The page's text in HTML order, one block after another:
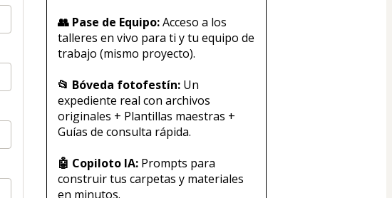
👥 Pase de Equipo: Acceso a los
talleres en vivo para ti y tu equipo de
trabajo (mismo proyecto).
📂 Bóveda fotofestín: Un
expediente real con archivos
originales + Plantillas maestras +
Guías de consulta rápida.
🤖 Copiloto IA: Prompts para
construir tus carpetas y materiales
en minutos.